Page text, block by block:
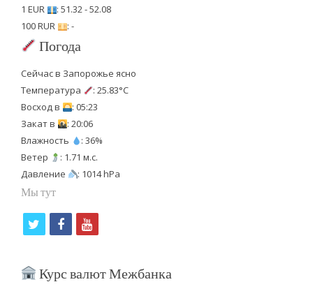
1 EUR
: 51.32 - 52.08
100 RUR
: -
Погода
Сейчас в Запорожье ясно
Температура
: 25.83°C
Восход в
: 05:23
Закат в
: 20:06
Влажность
: 36%
Ветер
: 1.71 м.с.
Давление
: 1014 hPa
Мы тут
i
f
c
y
u
Курс валют Межбанка